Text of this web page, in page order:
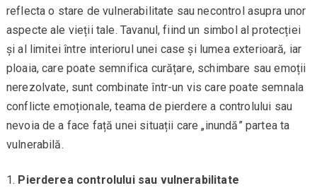
reflecta o stare de vulnerabilitate sau necontrol asupra unor
aspecte ale vieții tale. Tavanul, fiind un simbol al protecției
și al limitei între interiorul unei case și lumea exterioară, iar
ploaia, care poate semnifica curățare, schimbare sau emoții
nerezolvate, sunt combinate într-un vis care poate semnala
conflicte emoționale, teama de pierdere a controlului sau
nevoia de a face față unei situații care „inundă” partea ta
vulnerabilă.
Pierderea controlului sau vulnerabilitate